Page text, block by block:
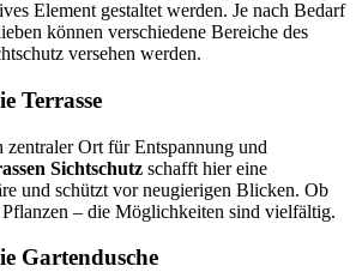
Element gestaltet werden. Je nach Bedarf
können verschiedene Bereiche des
versehen werden.
Terrasse
zentraler Ort für Entspannung und
Sichtschutz schafft hier eine
und schützt vor neugierigen Blicken. Ob
– die Möglichkeiten sind vielfältig.
Gartendusche